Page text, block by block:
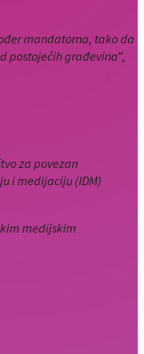
mandatorna, tako da
postojećih građevina”,
za povezan
i medijaciju (IDM)
medijskim